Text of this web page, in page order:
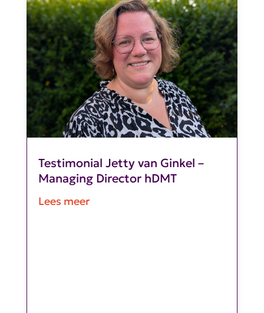
Testimonial Jetty van Ginkel –
Managing Director hDMT
Lees meer